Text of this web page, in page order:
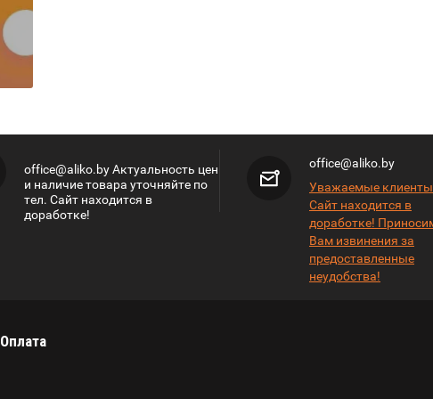
office@aliko.by Актуальность цен
и наличие товара уточняйте по
тел. Сайт находится в
доработке!
office@aliko.by
Уважаемые
Сайт находится в
доработке!
Вам извинения за
предоставленные
неудобства!
Оплата